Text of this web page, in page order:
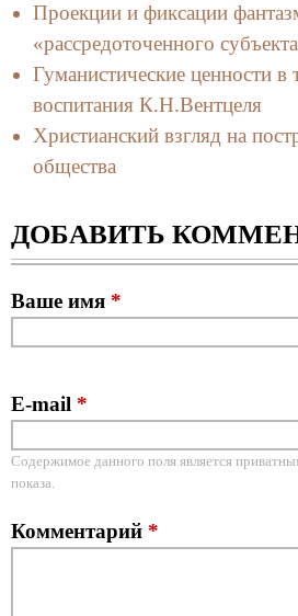
Проекции и фиксации
«рассредоточенного
Гуманистические ценности в
воспитания К.Н.Вентцеля
Христианский взгляд на
общества
ДОБАВИТЬ
Ваше имя *
E-mail *
Содержимое данного поля является
показа.
Комментарий *